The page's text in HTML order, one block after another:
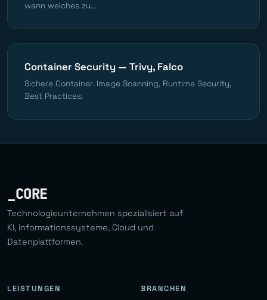
wann welches zu...
Container Security — Trivy, Falco
Sichere Container. Image Scanning, Runtime Security,
Best Practices.
_CORE
Technologieunternehmen spezialisiert auf
KI, Informationssysteme, Cloud und
Datenplattformen.
LEISTUNGEN BRANCHEN